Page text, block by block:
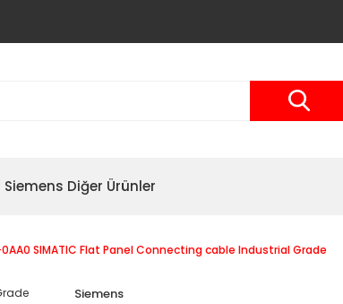
Siemens Diğer Ürünler
SIMATIC Flat Panel Connecting cable Industrial Grade
Siemens